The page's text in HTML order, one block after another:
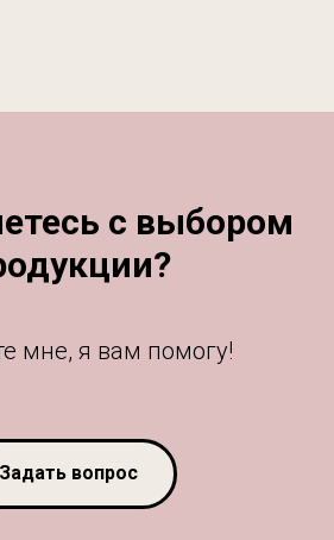
с выбором
мне, я вам помогу!
Задать вопрос